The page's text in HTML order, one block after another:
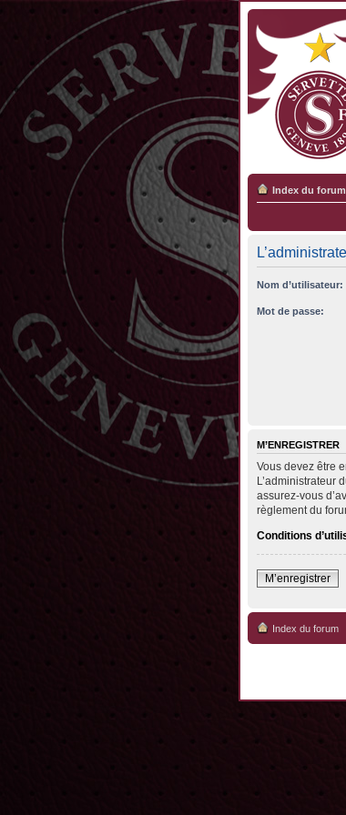
Index du forum
Nom d’utilisateur:
Mot de passe:
M’ENREGISTRER
Vous devez être
L’administrateur
assurez-vous
règlement du
Conditions
M’enregistrer
Index du forum